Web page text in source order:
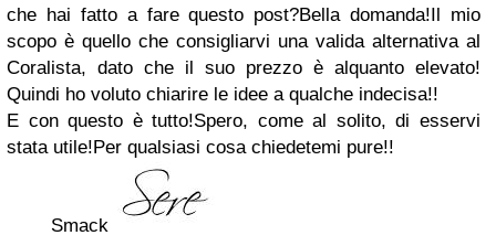
che hai fatto a fare questo post?Bella domanda!Il mio
scopo è quello che consigliarvi una valida alternativa al
Coralista, dato che il suo prezzo è alquanto elevato!
Quindi ho voluto chiarire le idee a qualche indecisa!!
E con questo è tutto!Spero, come al solito, di esservi
stata utile!Per qualsiasi cosa chiedetemi pure!!
Smack